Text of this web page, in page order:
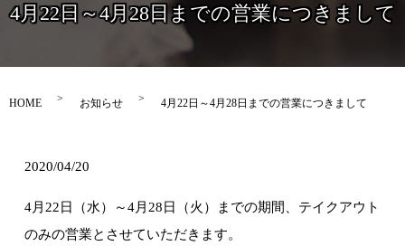
4月22日～4月28日までの営業につきまして
HOME お知らせ 4月22日～4月28日までの営業につきまして
2020/04/20
4月22日（水）～4月28日（火）までの期間、テイクアウト
のみの営業とさせていただきます。